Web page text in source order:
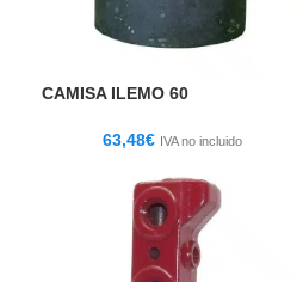
CAMISA ILEMO 60
63,48€ IVA no incluido